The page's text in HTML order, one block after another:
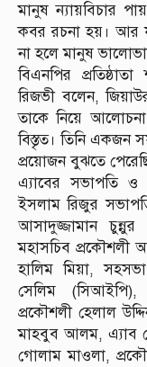
মানুষ ন্যায়বিচার
কবর রচনা হয়। আর
না হলে মানুষ
বিএনপির
রিজভী বলেন,
তাকে নিয়ে আলোচনা
বিস্তৃত। তিনি একজন
প্রয়োজন বুঝতে
এ্যাবের সভাপতি ও
ইসলাম রিজুর
আসাদুজ্জামান
মহাসচিব প্রকৌশলী
হালিম মিয়া,
সেলিম (সিআইপি),
প্রকৌশলী হেলাল
মাহবুব আলম, এ্যাব
গোলাম মাওলা,